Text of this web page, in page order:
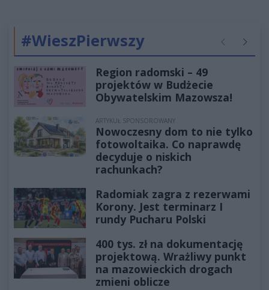
#WieszPierwszy Poprzednie
Region radomski – 49
projektów w Budżecie
Obywatelskim Mazowsza!
ARTYKUŁ SPONSOROWANY
Nowoczesny dom to nie tylko
fotowoltaika. Co naprawdę
decyduje o niskich
rachunkach?
Radomiak zagra z rezerwami
Korony. Jest terminarz I
rundy Pucharu Polski
400 tys. zł na dokumentację
projektową. Wrażliwy punkt
na mazowieckich drogach
zmieni oblicze